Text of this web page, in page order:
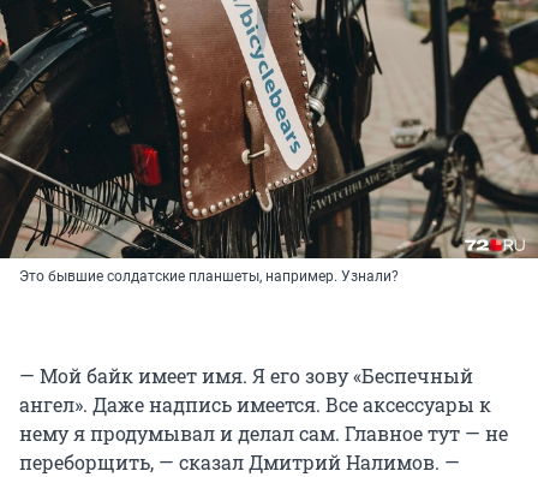
Это бывшие солдатские планшеты, например. Узнали?
— Мой байк имеет имя. Я его зову «Беспечный
ангел». Даже надпись имеется. Все аксессуары к
нему я продумывал и делал сам. Главное тут — не
переборщить, — сказал Дмитрий Налимов. —